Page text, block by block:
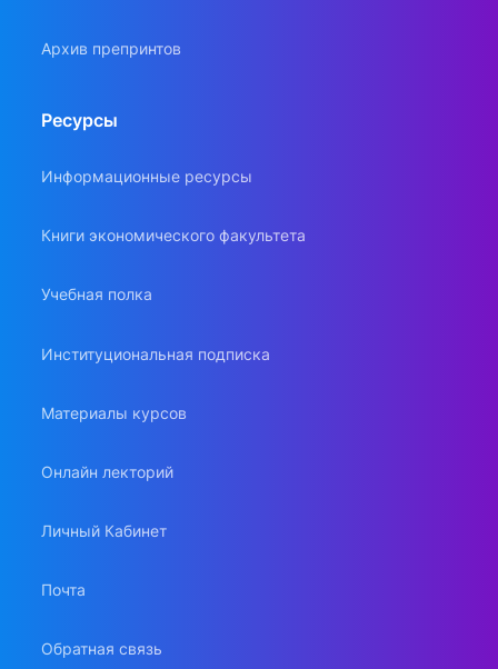
Архив препринтов
Ресурсы
Информационные ресурсы
Книги экономического факультета
Учебная полка
Институциональная подписка
Материалы курсов
Онлайн лекторий
Личный Кабинет
Почта
Обратная связь